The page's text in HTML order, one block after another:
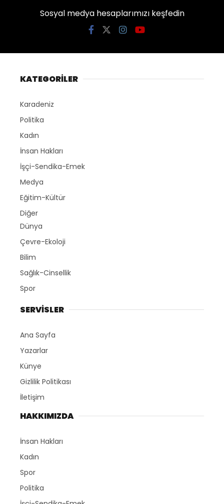
Sosyal medya hesaplarımızı keşfedin
KATEGORİLER
Karadeniz
Politika
Kadın
İnsan Hakları
İşçi-Sendika-Emek
Medya
Eğitim-Kültür
Diğer
Dünya
Çevre-Ekoloji
Bilim
Sağlık-Cinsellik
Spor
SERVİSLER
Ana Sayfa
Yazarlar
Künye
Gizlilik Politikası
İletişim
HAKKIMIZDA
İnsan Hakları
Kadın
Spor
Politika